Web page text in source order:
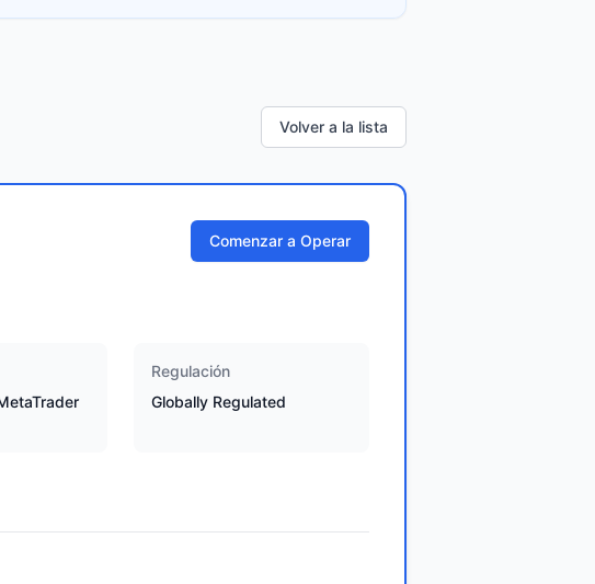
Volver a la lista
Comenzar a Operar
Regulación
Globally Regulated